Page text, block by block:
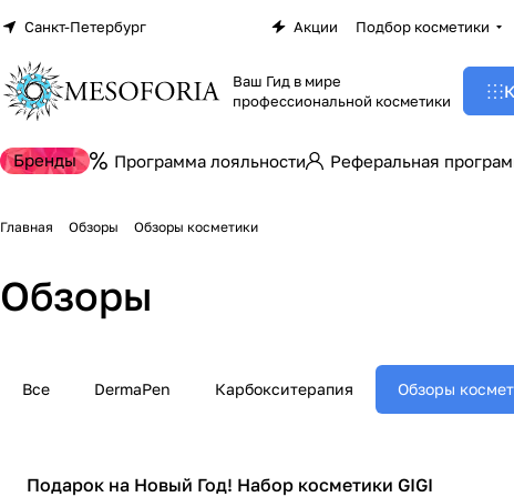
Санкт-Петербург Акции Подбор косметики
Ваш Гид в мире
профессиональной косметики
Бренды Программа лояльности Реферальная
Главная Обзоры Обзоры косметики
Обзоры
Все DermaPen Карбокситерапия Обзоры
Обзоры косметики
Подарок на Новый Год! Набор косметики GIGI